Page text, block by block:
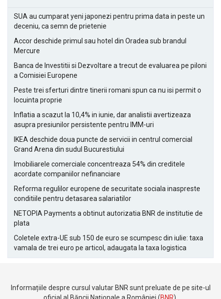
SUA au cumparat yeni japonezi pentru prima data in peste un
deceniu, ca semn de prietenie
Accor deschide primul sau hotel din Oradea sub brandul
Mercure
Banca de Investitii si Dezvoltare a trecut de evaluarea pe piloni
a Comisiei Europene
Peste trei sferturi dintre tinerii romani spun ca nu isi permit o
locuinta proprie
Inflatia a scazut la 10,4% in iunie, dar analistii avertizeaza
asupra presiunilor persistente pentru IMM-uri
IKEA deschide doua puncte de servicii in centrul comercial
Grand Arena din sudul Bucurestiului
Imobiliarele comerciale concentreaza 54% din creditele
acordate companiilor nefinanciare
Reforma regulilor europene de securitate sociala inaspreste
conditiile pentru detasarea salariatilor
NETOPIA Payments a obtinut autorizatia BNR de institutie de
plata
Coletele extra-UE sub 150 de euro se scumpesc din iulie: taxa
vamala de trei euro pe articol, adaugata la taxa logistica
Informațiile despre cursul valutar BNR sunt preluate de pe site-ul